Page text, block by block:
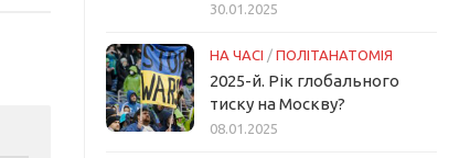
30.01.2025
НА ЧАСІ / ПОЛІТАНАТОМІЯ
2025-й. Рік глобального
тиску на Москву?
08.01.2025